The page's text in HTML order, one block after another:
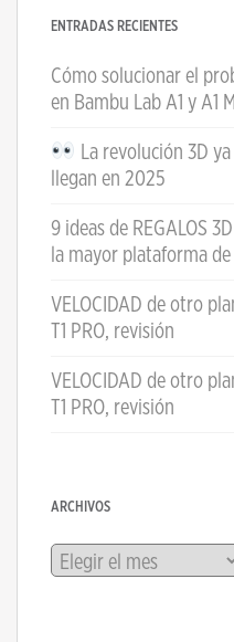
ENTRADAS RECIENTES
Cómo solucionar el
en Bambu Lab A1 y A1
La revolución 3D
llegan en 2025
9 ideas de REGALOS
la mayor plataforma de
VELOCIDAD de otro
T1 PRO, revisión
VELOCIDAD de otro
T1 PRO, revisión
ARCHIVOS
Archivos